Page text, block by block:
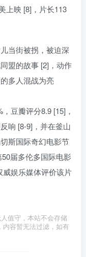
上映 [8]，片长113
当街被拐，被迫深
盟的故事 [2]，动作
多人混战为亮
豆瓣评分8.9 [15]，
响 [8-9]，并在釜山
斯国际奇幻电影节
届多伦多国际电影
娱乐媒体评价该片
值守，本站不会存储
内容暂无法过滤，如有